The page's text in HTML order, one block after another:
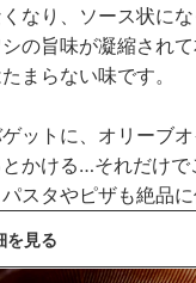
なり、ソース状に
の旨味が凝縮され
まらない味です。
ットに、オリーブ
かける…それだけで
スタやピザも絶品に
を見る